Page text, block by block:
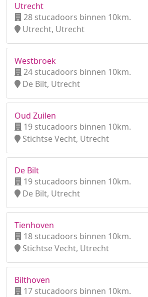
Utrecht
28 stucadoors binnen 10km.
Utrecht, Utrecht
Westbroek
24 stucadoors binnen 10km.
De Bilt, Utrecht
Oud Zuilen
19 stucadoors binnen 10km.
Stichtse Vecht, Utrecht
De Bilt
19 stucadoors binnen 10km.
De Bilt, Utrecht
Tienhoven
18 stucadoors binnen 10km.
Stichtse Vecht, Utrecht
Bilthoven
17 stucadoors binnen 10km.